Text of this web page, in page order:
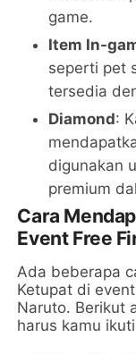
game.
Item In-
seperti pet
tersedia
Diamond:
digunakan
premium
Cara
Event Free
Ada beberapa
Ketupat di
Naruto. Berikut
harus kamu